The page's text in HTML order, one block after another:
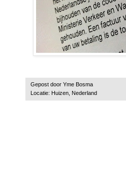
Gepost door Yme Bosma
Locatie: Huizen, Nederland